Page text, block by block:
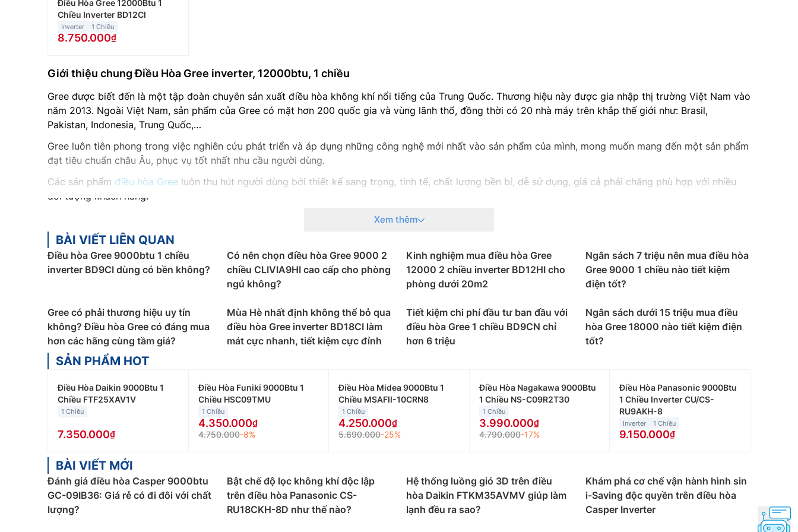
Điều Hòa Gree 12000Btu 1
Chiều Inverter BD12CI
Inverter 1 Chiều
8.750.000
Giới thiệu chung Điều Hòa Gree inverter, 12000btu, 1 chiều
Gree được biết đến là một tập đoàn chuyên sản xuất điều hòa không khí nổi tiếng của Trung Quốc. Thương hiệu này được gia nhập thị trường Việt Nam vào
năm 2013. Ngoài Việt Nam, sản phẩm của Gree có mặt hơn 200 quốc gia và vùng lãnh thổ, đồng thời có 20 nhà máy trên khắp thế giới như: Brasil,
Pakistan, Indonesia, Trung Quốc,…
Gree luôn tiên phong trong việc nghiên cứu phát triển và áp dụng những công nghệ mới nhất vào sản phẩm của mình, mong muốn mang đến một sản phẩm
đạt tiêu chuẩn châu Âu, phục vụ tốt nhất nhu cầu người dùng.
Các sản phẩm điều hòa Gree luôn thu hút người dùng bởi thiết kế sang trọng, tinh tế, chất lượng bền bỉ, dễ sử dụng, giá cả phải chăng phù hợp với nhiều
đối tượng khách hàng.
Các sản phẩm điều hòa Gree đang kinh doanh tại Việt Nam chủ yếu được sản xuất, lắp ráp tại Trung Quốc theo dây chuyền và công nghệ hiện đại, bền bỉ,
an toàn khiến người tiêu dùng hoàn toàn yên tâm sử dụng. Với chế độ bảo hành chính hãng 3 năm cho máy và 5 năm cho máy nén.
Không chỉ vậy, Gree còn trang bị cho những sản phẩm điều hòa của mình nhiều công nghệ hiện đại như Real Inverter, cảm biến nhiệt độ I – feel, dàn tản
nhiệt mạ lớp Golden Fin… Mang đến sự thoải mái tối đa cho người dùng.
Phân loại các dòng điều hòa Gree theo công suất
Điều hòa Gree giá rẻ được phân loại theo công suất và tính năng, phù hợp với các không gian và nhu cầu sử dụng khác nhau. Dưới đây là một số gợi ý để
giúp bạn lựa chọn mẫu điều hòa Gree phù hợp với căn phòng của mình:
Điều hòa Gree 9000Btu :Điều hòa Gree 9000btu phù hợp với những không gian nhỏ dưới 15m2 như phòng ngủ, phòng khách hay phòng làm việc nhỏ. Giá
bán điều hòa Gree 9000btu giao động từ 4 triệu đồng đến 9 triệu đồng/máy.
Điều hòa Gree 12000Btu: Điều hòa Gree 12000btu thường được lắp đặt cho những không gian có diện tích từ 15 đến dưới 20m2 như phòng khách, phòng
làm việc… Giá bán điều hòa Gree 12000btu giao động từ 5 triệu đến 9 triệu đồng.
Điều hòa Gree 18000btu phù hợp với những không gian có diện tích từ 20 đến dưới 30m2 như phòng làm việc, cửa hàng hay
phòng họp… Giá bán điều hòa Gree 18000btu giao động từ 8 triệu đến 10 triệu đồng.
Điều hòa Gree 24000Btu:
Giá bán điều hòa Gree 24000btu giao động từ 12 triệu đến 14 triệu đồng.
Ngoài ra, các bạn có thể lựa chọn điều hòa Gree theo loại điều hòa như
Điều hòa Gree 1 chiều
Loại máy điều hòa Gree 1 chiều thì chỉ có tính năng làm lạnh, phù hợp sử dụng ở những nơi không có mùa đông lạnh hoặc những gia
Xem thêm
BÀI VIẾT LIÊN QUAN
Điều hòa Gree 9000btu 1 chiều
inverter BD9CI dùng có bền không?
Có nên chọn điều hòa Gree 9000 2
chiều CLIVIA9HI cao cấp cho phòng
ngủ không?
Kinh nghiệm mua điều hòa Gree
12000 2 chiều inverter BD12HI cho
phòng dưới 20m2
Ngân sách 7 triệu nên mua điều hòa
Gree 9000 1 chiều nào tiết kiệm
điện tốt?
Gree có phải thương hiệu uy tín
không? Điều hòa Gree có đáng mua
hơn các hãng cùng tầm giá?
Mùa Hè nhất định không thể bỏ qua
điều hòa Gree inverter BD18CI làm
mát cực nhanh, tiết kiệm cực đỉnh
Tiết kiệm chi phí đầu tư ban đầu với
điều hòa Gree 1 chiều BD9CN chỉ
hơn 6 triệu
Ngân sách dưới 15 triệu mua điều
hòa Gree 18000 nào tiết kiệm điện
tốt?
SẢN PHẨM HOT
Điều Hòa Daikin 9000Btu 1
Chiều FTF25XAV1V
1 Chiều
7.350.000
Điều Hòa Funiki 9000Btu 1
Chiều HSC09TMU
1 Chiều
4.350.000
4.750.000-8%
Điều Hòa Midea 9000Btu 1
Chiều MSAFII-10CRN8
1 Chiều
4.250.000
5.690.000-25%
Điều Hòa Nagakawa 9000Btu
1 Chiều NS-C09R2T30
1 Chiều
3.990.000
4.790.000-17%
Điều Hòa Panasonic 9000Btu
1 Chiều Inverter CU/CS-
RU9AKH-8
Inverter 1 Chiều
9.150.000
BÀI VIẾT MỚI
Đánh giá điều hòa Casper 9000btu
GC-09IB36: Giá rẻ có đi đôi với chất
lượng?
Bật chế độ lọc không khí độc lập
trên điều hòa Panasonic CS-
RU18CKH-8D như thế nào?
Hệ thống luồng gió 3D trên điều
hòa Daikin FTKM35AVMV giúp làm
lạnh đều ra sao?
Khám phá cơ chế vận hành hình sin
i-Saving độc quyền trên điều hòa
Casper Inverter